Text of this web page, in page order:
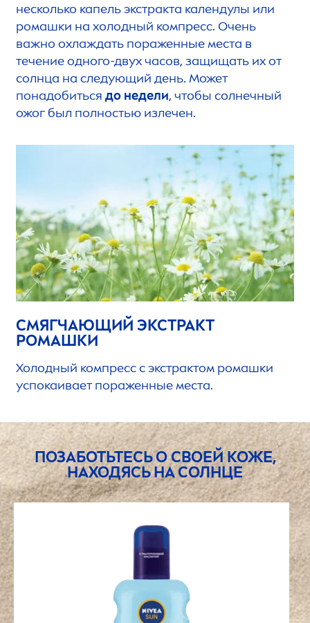
несколько капель экстракта календулы или
ромашки на холодный компресс. Очень
важно охлаждать пораженные места в
течение одного-двух часов, защищать их от
солнца на следующий день. Может
понадобиться до недели, чтобы солнечный
ожог был полностью излечен.
СМЯГЧАЮЩИЙ ЭКСТРАКТ
РОМАШКИ
Холодный компресс с экстрактом ромашки
успокаивает пораженные места.
ПОЗАБОТЬТЕСЬ О СВОЕЙ КОЖЕ,
НАХОДЯСЬ НА СОЛНЦЕ